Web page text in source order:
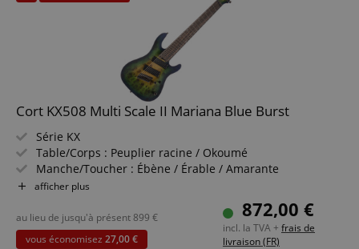
Cort KX508 Multi Scale II Mariana Blue Burst
Série KX
Table/Corps : Peuplier racine / Okoumé
Manche/Toucher : Ébène / Érable / Amarante
Micros : 2x Fishman Fluence Modern Humbucker (HH)
Couleur & Finition : Mariana Blue Burst, Brillant
afficher plus
872,00 €
incl. la TVA + frais de
livraison (FR)
au lieu de jusqu'à présent899 €
vous économisez 27,00 €